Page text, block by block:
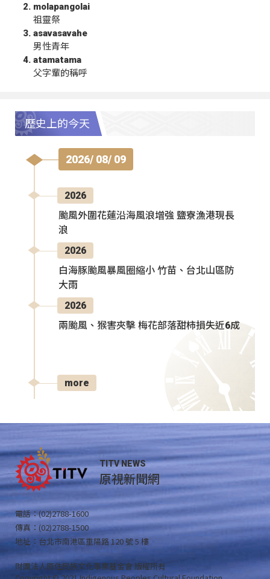
molapangolai
祖靈祭
asavasavahe
男性青年
atamatama
父字輩的稱呼
歷史上的今天
2026/ 08/ 09
2026
颱風外圍花蓮沿海風浪增強 鹽寮漁港現長
浪
2026
白海豚颱風暴風圈縮小 竹苗、台北山區防
大雨
2026
兩颱風、猴害夾擊 梅花部落甜柿損失近6成
more
TITV NEWS
原視新聞網
電話：(02)2788-1600
傳真：(02)2788-1500
地址：台北市南港區重陽路 120 號 5 樓
財團法人原住民族文化事業基金會 版權所有